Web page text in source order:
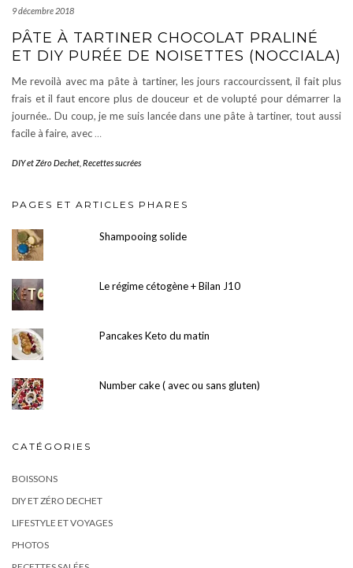
9 décembre 2018
PÂTE À TARTINER CHOCOLAT PRALINÉ
ET DIY PURÉE DE NOISETTES (NOCCIALA)
Me revoilà avec ma pâte à tartiner, les jours raccourcissent, il fait plus
frais et il faut encore plus de douceur et de volupté pour démarrer la
journée.. Du coup, je me suis lancée dans une pâte à tartiner, tout aussi
facile à faire, avec …
DIY et Zéro Dechet Recettes sucrées
PAGES ET ARTICLES PHARES
Shampooing solide
Le régime cétogène + Bilan J10
Pancakes Keto du matin
Number cake ( avec ou sans gluten)
CATÉGORIES
BOISSONS
DIY ET ZÉRO DECHET
LIFESTYLE ET VOYAGES
PHOTOS